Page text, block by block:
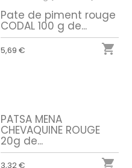
Pate de piment rouge
CODAL 100 g de...
5,69 € 
PATSA MENA
CHEVAQUINE ROUGE
20g de...
3,32 € 